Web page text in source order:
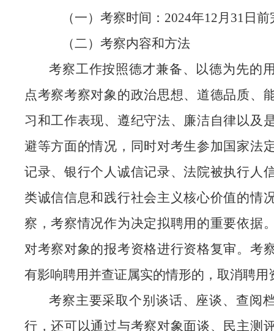
（一）考察时间： 2024年12月 31 日前
（二）考察内容和方法
考察工作按照德才兼备、以德为先的
点考察考察对象的政治思想、道德品质、
习和工作表现、遵纪守法、廉洁自律以及
避等方面的情况，同时对考生参加国家法
记录、银行个人诚信记录、法院被执行人
类诚信信息和践行社会主义核心价值的情
察，考察情况作为决定拟聘用的重要依据
对考察对象的报考资格进行资格复审。考
有影响聘用并查证属实的情形的，取消聘用
考察主要采取个别谈话、座谈、查阅
行，还可以通过与考察对象面谈、民主测